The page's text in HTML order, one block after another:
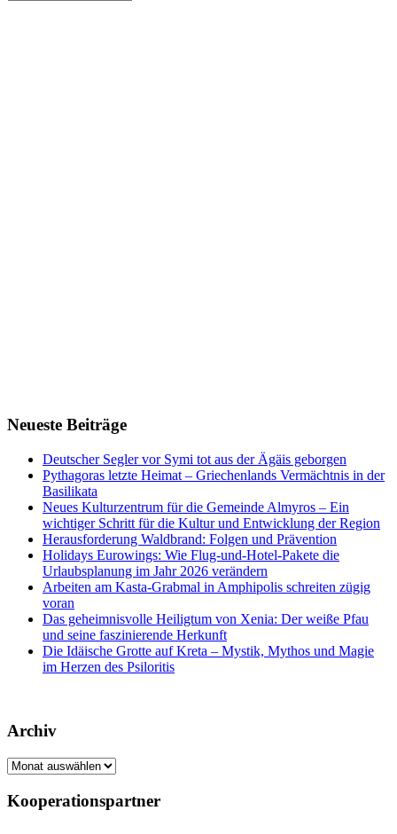
Neueste Beiträge
Deutscher Segler vor Symi tot aus der Ägäis geborgen
Pythagoras letzte Heimat – Griechenlands Vermächtnis in der
Basilikata
Neues Kulturzentrum für die Gemeinde Almyros – Ein
wichtiger Schritt für die Kultur und Entwicklung der Region
Herausforderung Waldbrand: Folgen und Prävention
Holidays Eurowings: Wie Flug-und-Hotel-Pakete die
Urlaubsplanung im Jahr 2026 verändern
Arbeiten am Kasta-Grabmal in Amphipolis schreiten zügig
voran
Das geheimnisvolle Heiligtum von Xenia: Der weiße Pfau
und seine faszinierende Herkunft
Die Idäische Grotte auf Kreta – Mystik, Mythos und Magie
im Herzen des Psiloritis
Archiv
Archiv
Kooperationspartner